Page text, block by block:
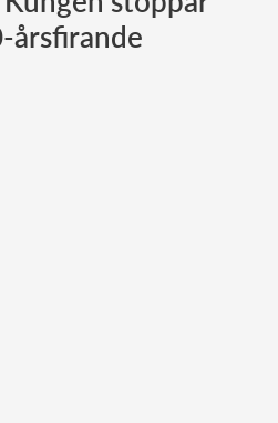
kungahuset
årsfirande